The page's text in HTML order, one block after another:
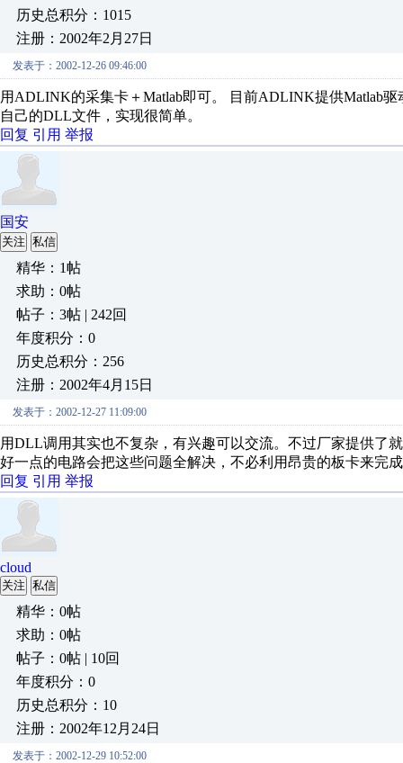
历史总积分：1015
注册：2002年2月27日
发表于：2002-12-26 09:46:00
用ADLINK的采集卡＋Matlab即可。 目前ADLINK提供Matlab
自己的DLL文件，实现很简单。
回复 引用 举报
国安
关注 私信
精华：1帖
求助：0帖
帖子：3帖 | 242回
年度积分：0
历史总积分：256
注册：2002年4月15日
发表于：2002-12-27 11:09:00
用DLL调用其实也不复杂，有兴趣可以交流。不过厂家提供了
好一点的电路会把这些问题全解决，不必利用昂贵的板卡来完
回复 引用 举报
cloud
关注 私信
精华：0帖
求助：0帖
帖子：0帖 | 10回
年度积分：0
历史总积分：10
注册：2002年12月24日
发表于：2002-12-29 10:52:00